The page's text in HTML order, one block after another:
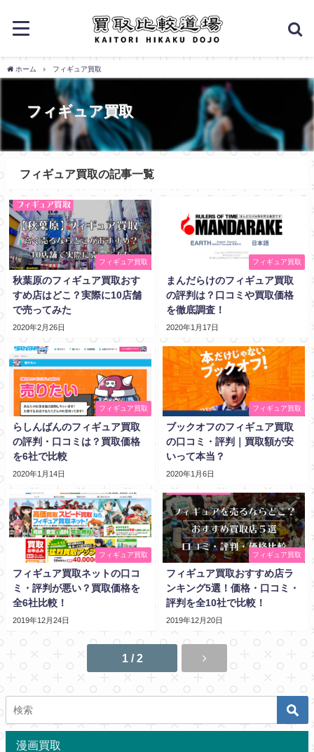
ホーム フィギュア買取
フィギュア買取
フィギュア買取の記事一覧
フィギュア買取
秋葉原のフィギュア買取おす
すめ店はどこ？実際に10店舗
で売ってみた
2020年2月26日
フィギュア買取
まんだらけのフィギュア買取
の評判は？口コミや買取価格
を徹底調査！
2020年1月17日
フィギュア買取
らしんばんのフィギュア買取
の評判・口コミは？買取価格
を6社で比較
2020年1月14日
フィギュア買取
ブックオフのフィギュア買取
の口コミ・評判｜買取額が安
いって本当？
2020年1月6日
フィギュア買取
フィギュア買取ネットの口コ
ミ・評判が悪い？買取価格を
全6社比較！
2019年12月24日
フィギュア買取
フィギュア買取おすすめ店ラ
ンキング5選！価格・口コミ・
評判を全10社で比較！
2019年12月20日
1 / 2
漫画買取